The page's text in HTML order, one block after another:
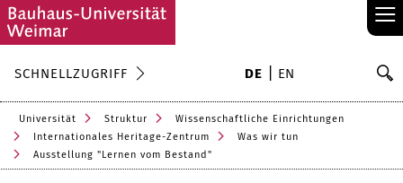
≡
SCHNELLZUGRIFF DE EN
Universität Struktur
Wissenschaftliche Einrichtungen
Internationales Heritage-Zentrum
Was wir tun
Ausstellung "Lernen vom Bestand"